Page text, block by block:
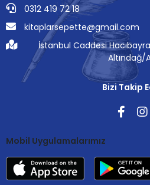
0312 419 72 18
kitaplarsepette@gmail.com
İstanbul Caddesi
Altındağ/
Bizi Takip
Mobil Uygulamalarımız